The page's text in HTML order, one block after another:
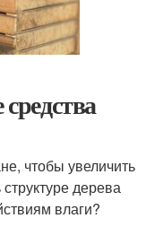
чтобы увеличить
дерева
влаги?